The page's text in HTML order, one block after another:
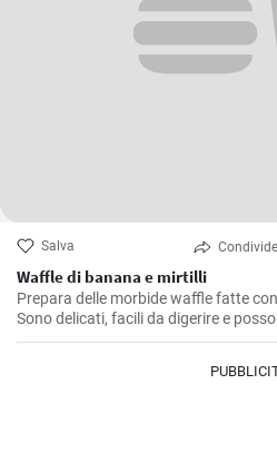
Salva
Waffle di banana e mirtilli
Prepara delle morbide waffle fatte
Sono delicati, facili da digerire e
con mirtilli freschi e sciroppo di mirtilli.